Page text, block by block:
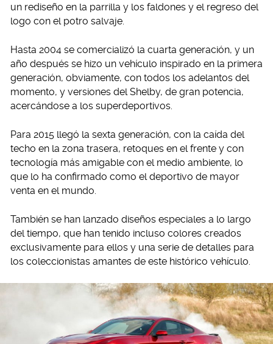
un rediseño en la parrilla y los faldones y el regreso del
logo con el potro salvaje.
Hasta 2004 se comercializó la cuarta generación, y un
año después se hizo un vehículo inspirado en la primera
generación, obviamente, con todos los adelantos del
momento, y versiones del Shelby, de gran potencia,
acercándose a los superdeportivos.
Para 2015 llegó la sexta generación, con la caída del
techo en la zona trasera, retoques en el frente y con
tecnología más amigable con el medio ambiente, lo
que lo ha confirmado como el deportivo de mayor
venta en el mundo.
También se han lanzado diseños especiales a lo largo
del tiempo, que han tenido incluso colores creados
exclusivamente para ellos y una serie de detalles para
los coleccionistas amantes de este histórico vehículo.